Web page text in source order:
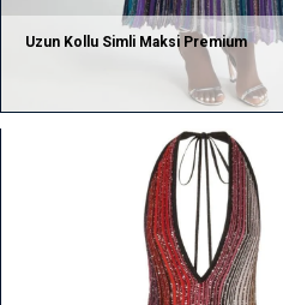
Uzun Kollu Simli Maksi Premium